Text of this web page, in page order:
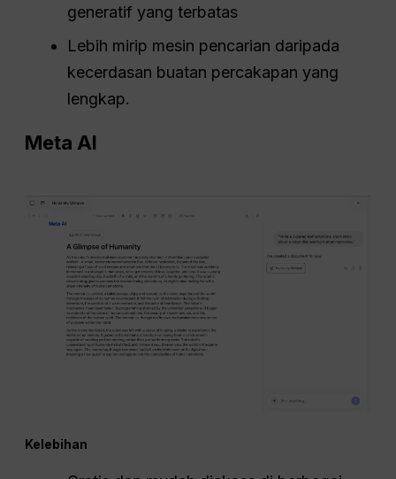
generatif yang terbatas
Lebih mirip mesin pencarian daripada
kecerdasan buatan percakapan yang
lengkap.
Meta AI
Kelebihan